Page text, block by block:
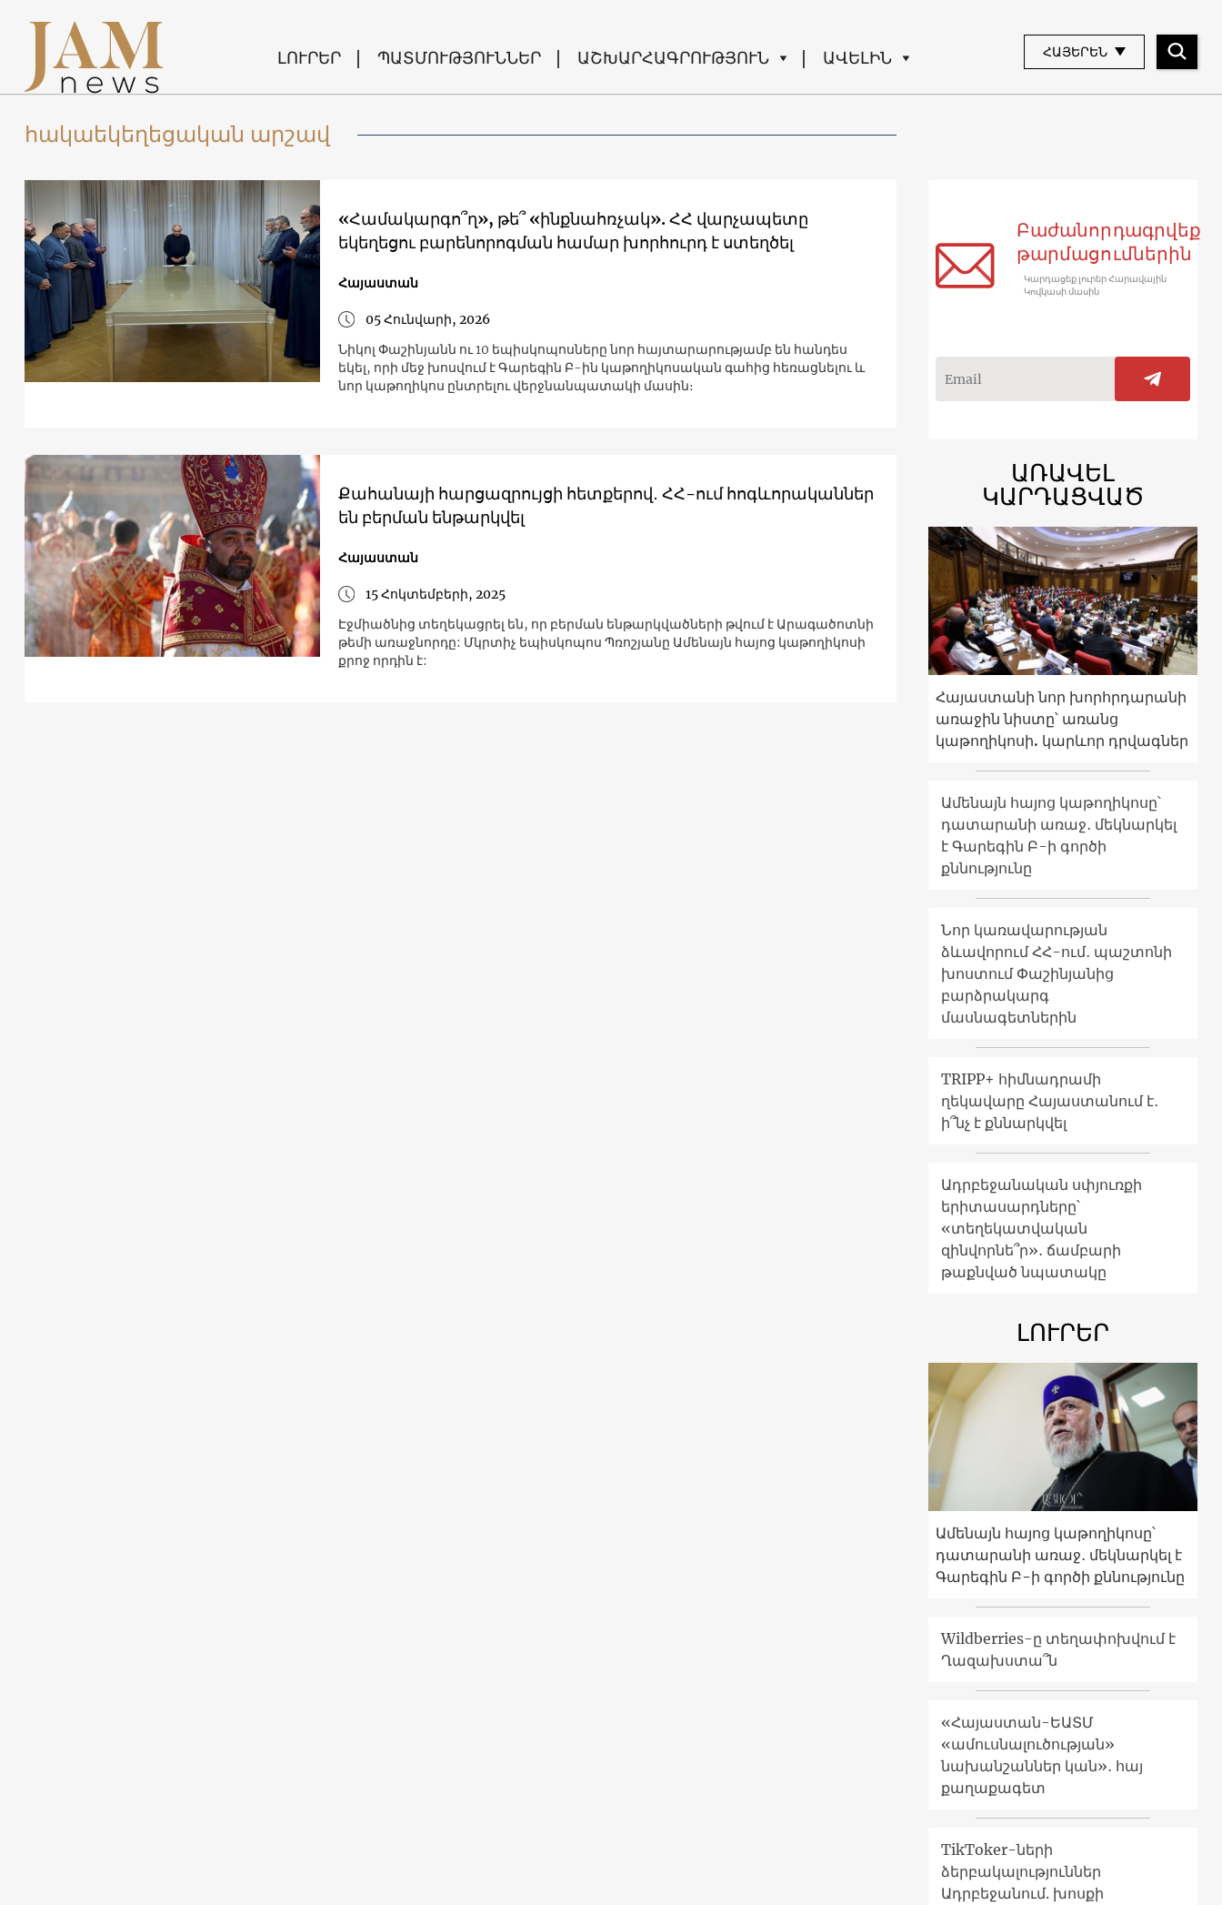
ԼՈՒՐԵՐ ՊԱՏՄՈՒԹՅՈՒՆՆԵՐ ԱՇԽԱՐՀԱԳՐՈՒԹՅՈՒՆ ԱՎԵԼԻՆ ՀԱՅԵՐԵՆ
հակաեկեղեցական արշավ
«Համակարգո՞ղ», թե՞ «ինքնահռչակ». ՀՀ վարչապետը
եկեղեցու բարենորոգման համար խորհուրդ է ստեղծել
Հայաստան
05 Հունվարի, 2026
Նիկոլ Փաշինյանն ու 10 եպիսկոպոսները նոր հայտարարությամբ են հանդես
եկել, որի մեջ խոսվում է Գարեգին Բ-ին կաթողիկոսական գահից հեռացնելու և
նոր կաթողիկոս ընտրելու վերջնանպատակի մասին։
Քահանայի հարցազրույցի հետքերով․ ՀՀ-ում հոգևորականներ
են բերման ենթարկվել
Հայաստան
15 Հոկտեմբերի, 2025
Էջմիածնից տեղեկացրել են, որ բերման ենթարկվածների թվում է Արագածոտնի
թեմի առաջնորդը: Մկրտիչ եպիսկոպոս Պռոշյանը Ամենայն հայոց կաթողիկոսի
քրոջ որդին է:
Բաժանորդագրվեք
թարմացումներին
Կարդացեք լուրեր Հարավային
Կովկասի մասին
ԱՌԱՎԵԼ
ԿԱՐԴԱՑՎԱԾ
Հայաստանի նոր խորհրդարանի
առաջին նիստը՝ առանց
կաթողիկոսի. կարևոր դրվագներ
Ամենայն հայոց կաթողիկոսը՝
դատարանի առաջ․ մեկնարկել
է Գարեգին Բ-ի գործի
քննությունը
Նոր կառավարության
ձևավորում ՀՀ-ում․ պաշտոնի
խոստում Փաշինյանից
բարձրակարգ
մասնագետներին
TRIPP+ հիմնադրամի
ղեկավարը Հայաստանում է․
ի՞նչ է քննարկվել
Ադրբեջանական սփյուռքի
երիտասարդները՝
«տեղեկատվական
զինվորնե՞ր»․ ճամբարի
թաքնված նպատակը
ԼՈՒՐԵՐ
Ամենայն հայոց կաթողիկոսը՝
դատարանի առաջ․ մեկնարկել է
Գարեգին Բ-ի գործի քննությունը
Wildberries-ը տեղափոխվում է
Ղազախստա՞ն
«Հայաստան-ԵԱՏՄ
«ամուսնալուծության»
նախանշաններ կան»․ հայ
քաղաքագետ
TikToker-ների
ձերբակալություններ
Ադրբեջանում. խոսքի